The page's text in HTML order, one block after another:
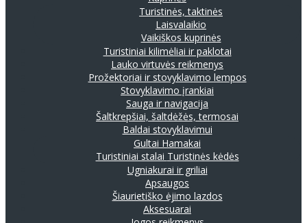
Turistinės, taktinės
Laisvalaikio
Vaikiškos kuprinės
Turistiniai kilimėliai ir paklotai
Lauko virtuvės reikmenys
Prožektoriai ir stovyklavimo lempos
Stovyklavimo įrankiai
Sauga ir navigacija
Šaltkrepšiai, šaltdėžės, termosai
Baldai stovyklavimui
Gultai Hamakai
Turistiniai stalai Turistinės kėdės
Ugniakurai ir griliai
Apsaugos
Šiaurietiško ėjimo lazdos
Aksesuarai